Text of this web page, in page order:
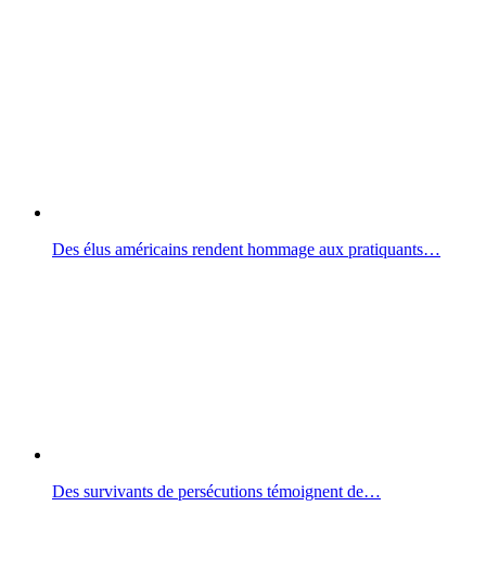
Des élus américains rendent hommage aux pratiquants…
Des survivants de persécutions témoignent de…